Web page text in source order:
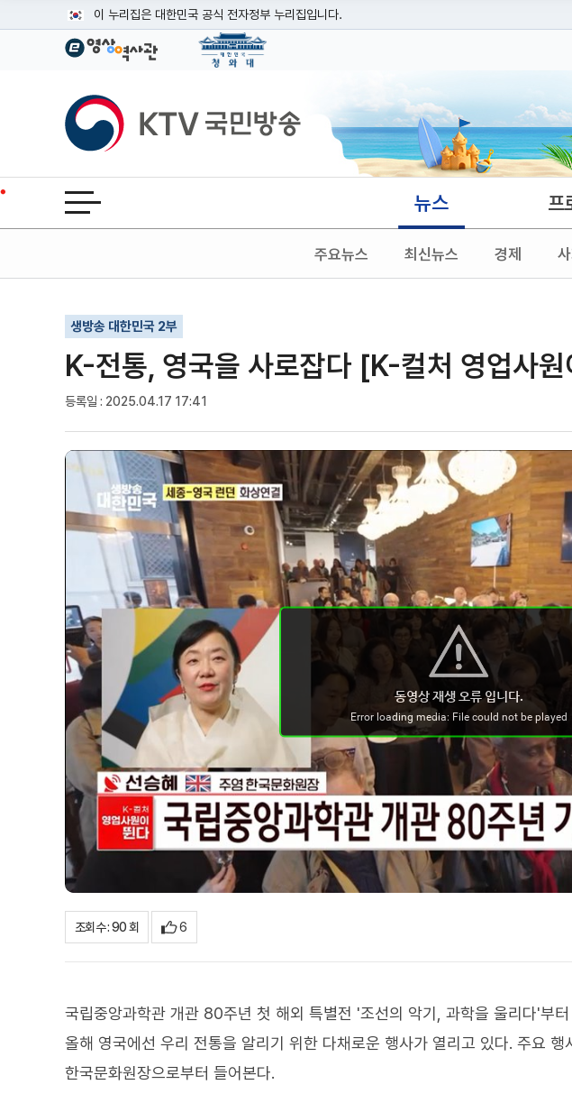
이 누리집은 대한민국 공식 전자정부 누리집입니다.
공식 누리집 주소 확인하기
이밖에 or.kr 또는 .kr등 다른 도메인 주소를 사용하고 있다면 아래 URL에서 도메인 주소를 확인해
운영중인 공식 누리집보기
KTV국민방송
전체메뉴 열기 뉴스
주요뉴스 최신뉴스 경제
프
생방송 대한민국 2부
K-전통, 영국을 사로잡다 [K-컬처 영업사
등록일 : 2025.04.17 17:41
기사인쇄
글자확대
글자축소
조회수 : 90 회 6
국립중앙과학관 개관 80주년 첫 해외 특별전 '조선의 악기, 과학을 울리다'부터
올해 영국에선 우리 전통을 알리기 위한 다채로운 행사가 열리고 있다. 주요
한국문화원장으로부터 들어본다.